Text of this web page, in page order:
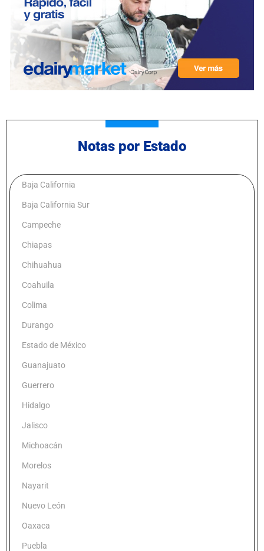
Notas por Estado
Baja California
Baja California Sur
Campeche
Chiapas
Chihuahua
Coahuila
Colima
Durango
Estado de México
Guanajuato
Guerrero
Hidalgo
Jalisco
Michoacán
Morelos
Nayarit
Nuevo León
Oaxaca
Puebla